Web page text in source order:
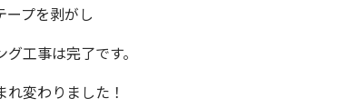
プを剥がし
工事は完了です。
変わりました！